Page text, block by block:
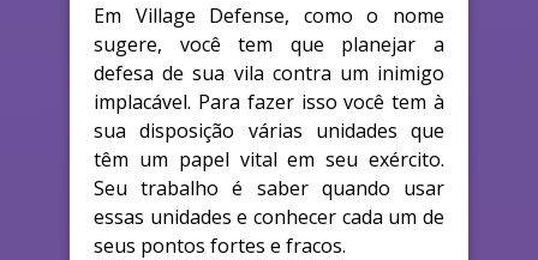
Em Village Defense, como o nome
sugere, você tem que planejar a
defesa de sua vila contra um inimigo
implacável. Para fazer isso você tem à
sua disposição várias unidades que
têm um papel vital em seu exército.
Seu trabalho é saber quando usar
essas unidades e conhecer cada um de
seus pontos fortes e fracos.